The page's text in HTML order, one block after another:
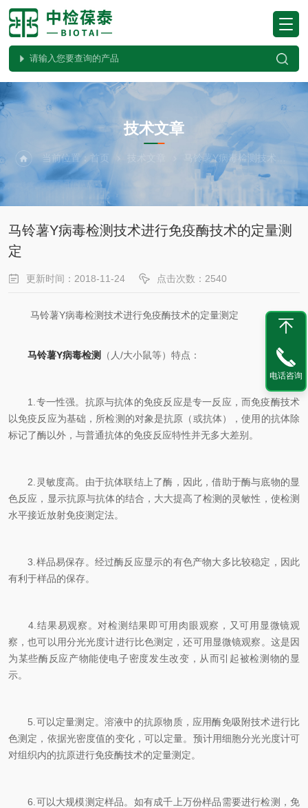
ARTICLES
技术文章
当前位置：首页 技术文章 马铃薯Y病毒检测技术进行免疫酶技术的定量测定
马铃薯Y病毒检测技术进行免疫酶技术的定量测
定
更新时间：2018-11-24 点击次数：2540
马铃薯Y病毒检测技术进行免疫酶技术的定量测定
马铃薯Y病毒检测 （人/大小鼠等）特点：
1.专一性强。抗原与抗体的免疫反应是专一反应，而免疫酶技术
以免疫反应为基础，所检测的对象是抗原（或抗体），使用的抗体除
标记了酶以外，与普通抗体的免疫反应特性并无多大差别。
2.灵敏度高。由于抗体联结上了酶，因此，借助于酶与底物的显
色反应，显示抗原与抗体的结合，大大提高了检测的灵敏性，使检测
水平接近放射免疫测定法。
3.样品易保存。经过酶反应显示的有色产物大多比较稳定，因此
有利于样品的保存。
4.结果易观察。对检测结果即可用肉眼观察，又可用显微镜观
察，也可以用分光光度计进行比色测定，还可用显微镜观察。这是因
为某些酶反应产物能使电子密度发生改变，从而引起被检测物的显
示。
5.可以定量测定。溶液中的抗原物质，应用酶免吸附技术进行比
色测定，依据光密度值的变化，可以定量。预计用细胞分光光度计可
对组织内的抗原进行免疫酶技术的定量测定。
6.可以大规模测定样品。如有成千上万份样品需要进行检测，免
电话咨询